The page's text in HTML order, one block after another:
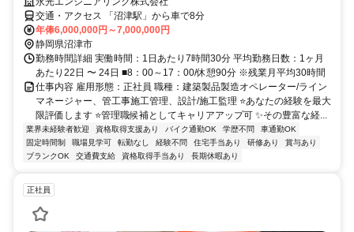
交通・アクセス 「沼津駅」から車で8分
年俸6,000,000円～7,000,000円
静岡県沼津市
勤務時間詳細 実働時間：1日あたり7時間30分 平均勤務日数：1ヶ月
あたり22日 〜 24日 ■8：00～17：00/休憩90分 ※残業月平均30時間
仕事内容 雇用形態：正社員 職種：建築製品製造オペレーター/ライン
マネージャー、管工事施工管理、設計/施工監理 ⭐あなたの経験を最大
限評価します ⭐管理職候補としてキャリアアップ可 ✨その豊富な経...
業界未経験者歓迎 資格取得支援あり バイク通勤OK 学歴不問
車通勤OK
固定時間制
職場見学可 転勤なし 経験不問 住宅手当あり 研修あり
賞与あり
ブランクOK
交通費支給 資格取得手当あり 長期休暇あり
正社員